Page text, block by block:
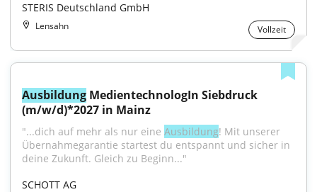
STERIS Deutschland GmbH
Lensahn Vollzeit
Ausbildung MedientechnologIn Siebdruck
(m/w/d)*2027 in Mainz
"...dich auf mehr als nur eine Ausbildung! Mit unserer
Übernahmegarantie startest du entspannt und sicher in
deine Zukunft. Gleich zu Beginn..."
SCHOTT AG